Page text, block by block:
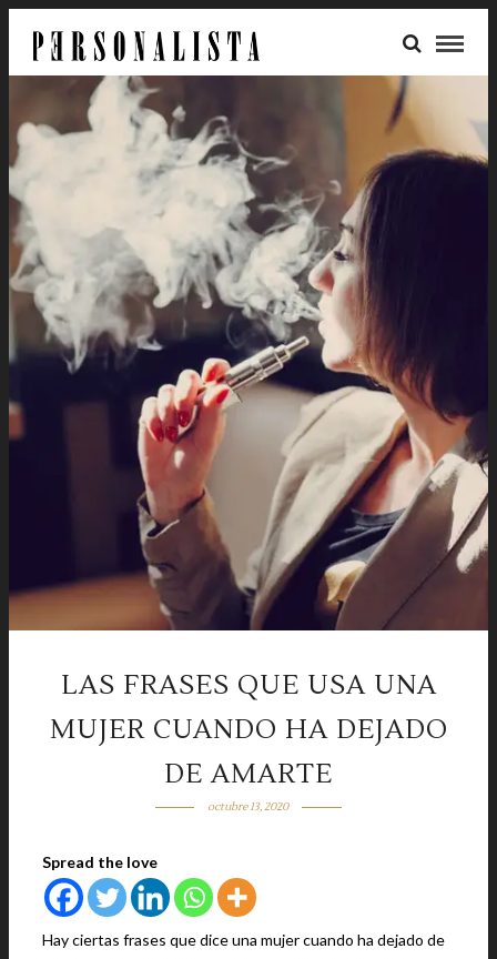
LAS FRASES QUE USA UNA
MUJER CUANDO HA DEJADO
DE AMARTE
octubre 13, 2020
Spread the love
Hay ciertas frases que dice una mujer cuando ha dejado de